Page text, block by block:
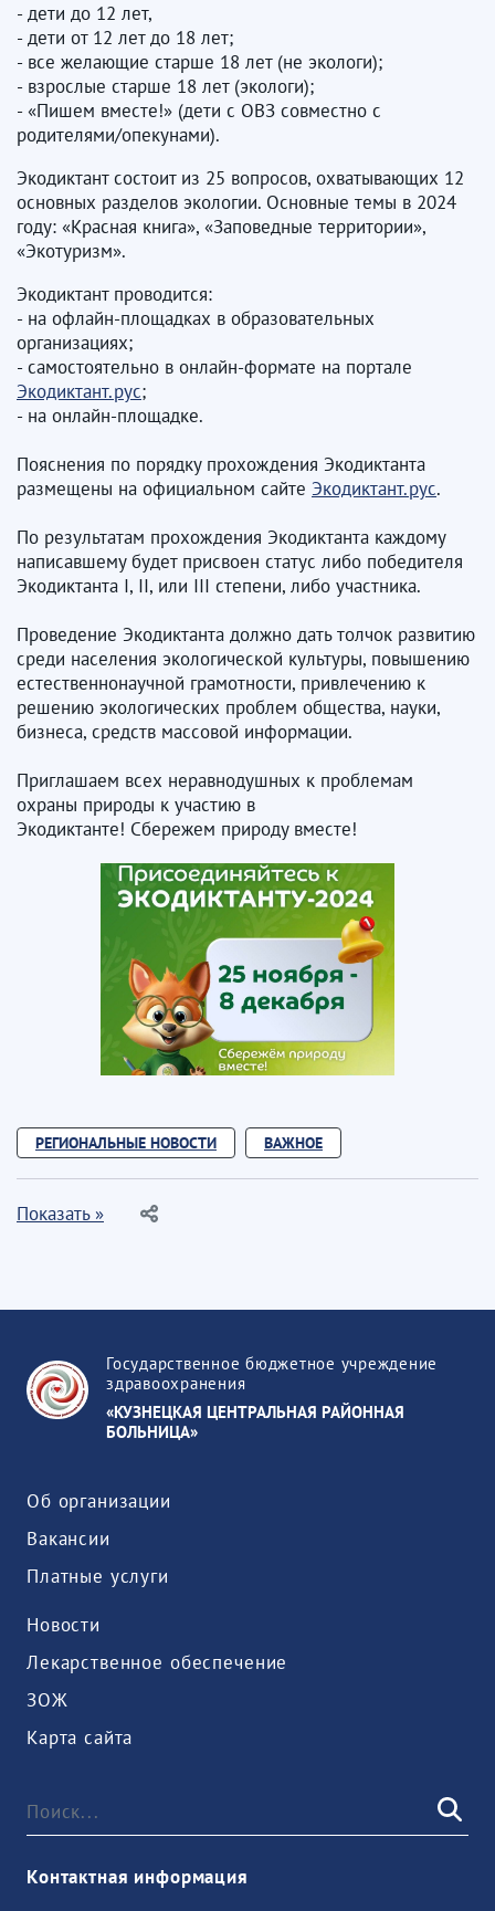
- дети до 12 лет,
- дети от 12 лет до 18 лет;
- все желающие старше 18 лет (не экологи);
- взрослые старше 18 лет (экологи);
- «Пишем вместе!» (дети с ОВЗ совместно с
родителями/опекунами).
Экодиктант состоит из 25 вопросов, охватывающих 12
основных разделов экологии. Основные темы в 2024
году: «Красная книга», «Заповедные территории»,
«Экотуризм».
Экодиктант проводится:
- на офлайн-площадках в образовательных
организациях;
- самостоятельно в онлайн-формате на портале
Экодиктант.рус;
- на онлайн-площадке.
Пояснения по порядку прохождения Экодиктанта
размещены на официальном сайте Экодиктант.рус.
По результатам прохождения Экодиктанта каждому
написавшему будет присвоен статус либо победителя
Экодиктанта I, II, или III степени, либо участника.
Проведение Экодиктанта должно дать толчок развитию
среди населения экологической культуры, повышению
естественнонаучной грамотности, привлечению к
решению экологических проблем общества, науки,
бизнеса, средств массовой информации.
Приглашаем всех неравнодушных к проблемам
охраны природы к участию в
Экодиктанте! Сбережем природу вместе!
РЕГИОНАЛЬНЫЕ НОВОСТИ ВАЖНОЕ
Показать »
Государственное бюджетное учреждение
здравоохранения
«КУЗНЕЦКАЯ ЦЕНТРАЛЬНАЯ РАЙОННАЯ
БОЛЬНИЦА»
Об организации
Вакансии
Платные услуги
Новости
Лекарственное обеспечение
ЗОЖ
Карта сайта
Контактная информация